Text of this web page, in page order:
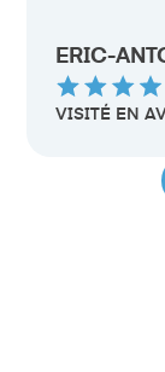
ERIC-
VISITÉ EN